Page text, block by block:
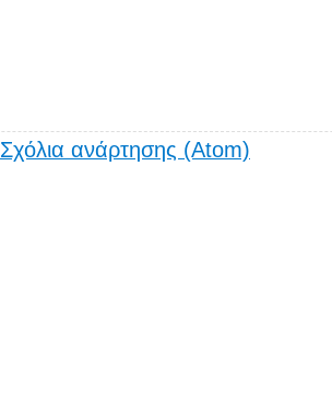
Σχόλια ανάρτησης (Atom)